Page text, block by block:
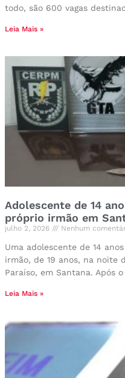
todo, são 600 vagas
Leia Mais »
Adolescente de 14
próprio irmão em
julho 2, 2026 Nenhum
Uma adolescente de 14
irmão, de 19 anos, na noite
Paraíso, em Santana. Após o
Leia Mais »